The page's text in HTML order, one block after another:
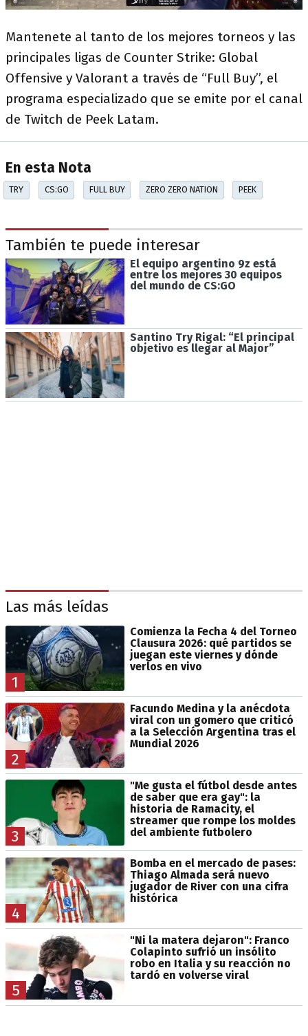
Mantenete al tanto de los mejores torneos y las
principales ligas de Counter Strike: Global
Offensive y Valorant a través de “Full Buy”, el
programa especializado que se emite por el canal
de Twitch de Peek Latam.
En esta Nota
TRY CS:GO FULL BUY ZERO ZERO NATION PEEK
También te puede interesar
El equipo argentino 9z está
entre los mejores 30 equipos
del mundo de CS:GO
Santino Try Rigal: “El principal
objetivo es llegar al Major”
Las más leídas
1
Comienza la Fecha 4 del Torneo
Clausura 2026: qué partidos se
juegan este viernes y dónde
verlos en vivo
2
Facundo Medina y la anécdota
viral con un gomero que criticó
a la Selección Argentina tras el
Mundial 2026
3
"Me gusta el fútbol desde antes
de saber que era gay": la
historia de Ramacity, el
streamer que rompe los moldes
del ambiente futbolero
4
Bomba en el mercado de pases:
Thiago Almada será nuevo
jugador de River con una cifra
histórica
5
"Ni la matera dejaron": Franco
Colapinto sufrió un insólito
robo en Italia y su reacción no
tardó en volverse viral